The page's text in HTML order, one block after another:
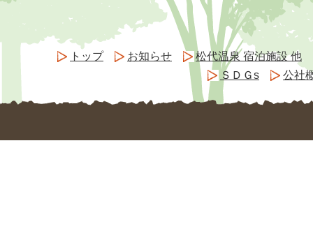
トップ お知らせ
松代温泉 宿泊施設 他
ＳＤＧs
公社